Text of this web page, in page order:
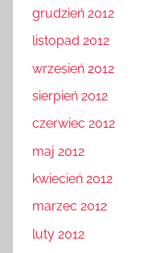
grudzień 2012
listopad 2012
wrzesień 2012
sierpień 2012
czerwiec 2012
maj 2012
kwiecień 2012
marzec 2012
luty 2012